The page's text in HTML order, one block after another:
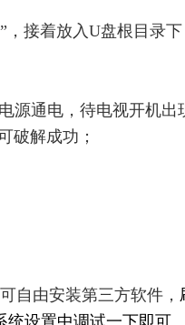
”，接着放入U盘根目录
源通电，待电视开机出
破解成功；
自由安装第三方软件，
统设置中调试一下即可